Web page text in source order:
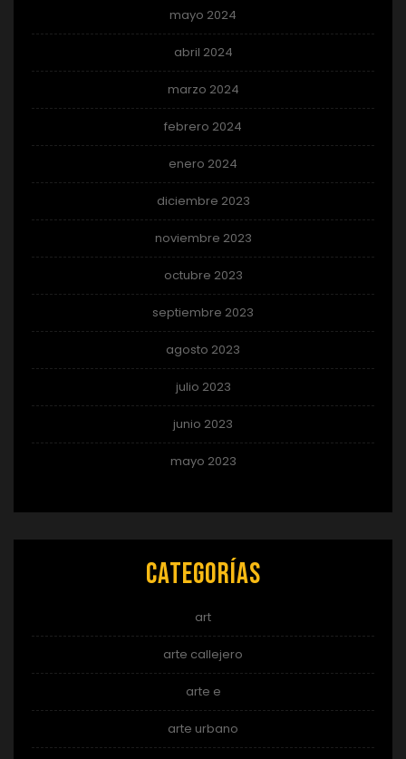
mayo 2024
abril 2024
marzo 2024
febrero 2024
enero 2024
diciembre 2023
noviembre 2023
octubre 2023
septiembre 2023
agosto 2023
julio 2023
junio 2023
mayo 2023
Categorías
art
arte callejero
arte e
arte urbano